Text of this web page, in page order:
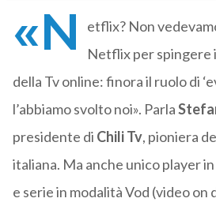
«N
etflix? Non
Netflix per spingere
della Tv online: finora il ruolo di
l’abbiamo svolto noi». Parla
presidente di Chili Tv, pioniera
italiana. Ma anche unico player
e serie in modalità Vod (video on